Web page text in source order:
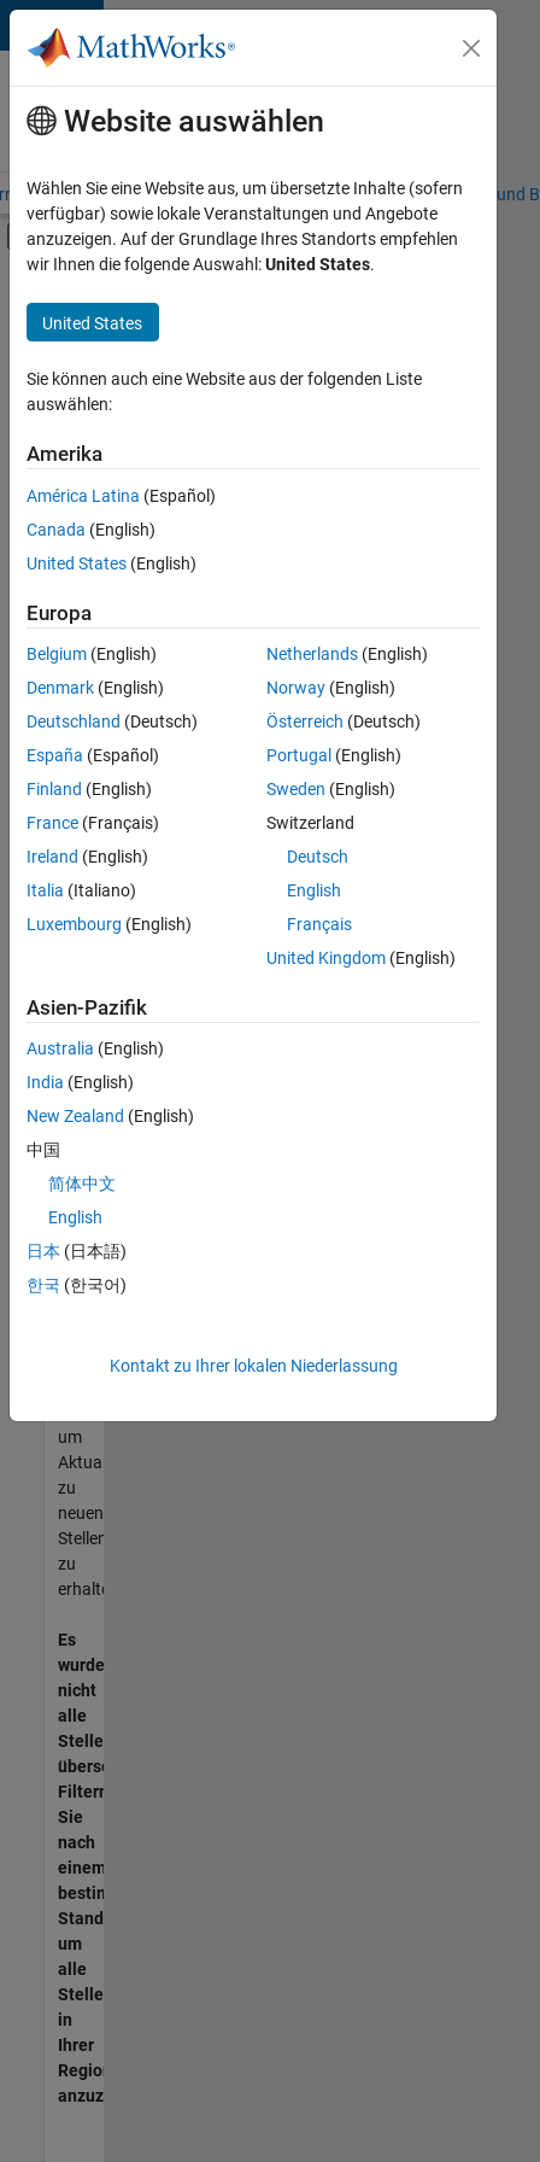
Weiter zum Inhalt
Karriere
bei
MathWorks
– Übersicht Stellensuche Niederlassungen Studierende und
Umschaltung für Off-Canvas-
Hauptinhalt
Programm für Berufseinsteiger (EDG)
Information Technology
Release Engineering
+2
Derzeit
es
keine
offenen
Stellen,
Ihren
Suchkriterien
entsprechen.
können
die
Suchkriterien
weiter
fassen
oder
alle
Stellenangebote
anzeigen .
noch
keine
offenen
Stellen
können,
die
Ihren
entsprechen,
werden
unseres
um
Aktualisierungen
zu
neuen
Stellenangeboten
zu
erhalten.
Es
wurden
nicht
alle
Stellen
übersetzt.
Filtern
Sie
nach
einem
bestimmten
Standort,
um
alle
Stellenangebote
in
Ihrer
Region
anzuzeigen.
Website auswählen
Wählen Sie eine Website aus, um übersetzte Inhalte (sofern
verfügbar) sowie lokale Veranstaltungen und Angebote
anzuzeigen. Auf der Grundlage Ihres Standorts empfehlen
wir Ihnen die folgende Auswahl:United States.
United States
Sie können auch eine Website aus der folgenden Liste
auswählen:
Amerika
América Latina (Español)
Canada (English)
United States (English)
Europa
Belgium (English)
Denmark (English)
Deutschland (Deutsch)
España (Español)
Finland (English)
France (Français)
Ireland (English)
Italia (Italiano)
Luxembourg (English)
Netherlands(English)
Norway(English)
Österreich (Deutsch)
Portugal (English)
Sweden (English)
Switzerland
Deutsch
English
Français
United Kingdom(English)
Asien-Pazifik
Australia (English)
India (English)
New Zealand (English)
中国
简体中文
English
日本 (日本語)
한국 (한국어)
Kontakt zu Ihrer lokalen Niederlassung